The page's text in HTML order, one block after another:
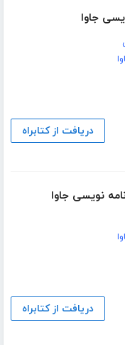
جاوا
دریافت از کتابراه
نویسی جاوا
دریافت از کتابراه